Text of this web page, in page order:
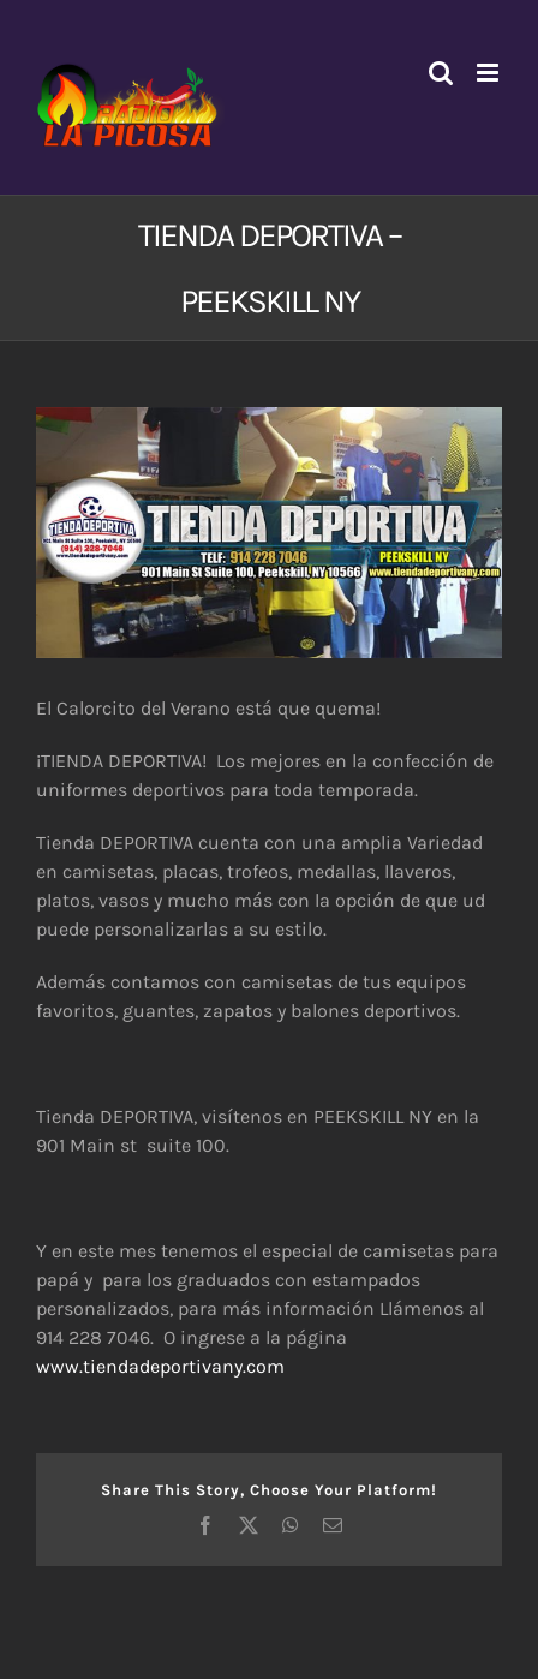
contenido
TIENDA DEPORTIVA –
PEEKSKILL NY
Ver
más
grande
El Calorcito del Verano está que quema!
¡TIENDA DEPORTIVA! Los mejores en la confección de
uniformes deportivos para toda temporada.
Tienda DEPORTIVA cuenta con una amplia Variedad
en camisetas, placas, trofeos, medallas, llaveros,
platos, vasos y mucho más con la opción de que ud
puede personalizarlas a su estilo.
Además contamos con camisetas de tus equipos
favoritos, guantes, zapatos y balones deportivos.
Tienda DEPORTIVA, visítenos en PEEKSKILL NY en la
901 Main st suite 100.
Y en este mes tenemos el especial de camisetas para
papá y para los graduados con estampados
personalizados, para más información Llámenos al
914 228 7046. O ingrese a la página
www.tiendadeportivany.com
Share This Story, Choose Your Platform!
Facebook WhatsApp
Correo